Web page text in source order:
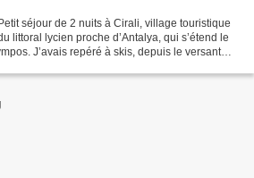
séjour de 2 nuits à Cirali, village touristique
littoral lycien proche d’Antalya, qui s’étend le
J’avais repéré à skis, depuis le versant